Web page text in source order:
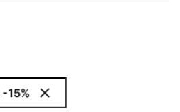
-15%